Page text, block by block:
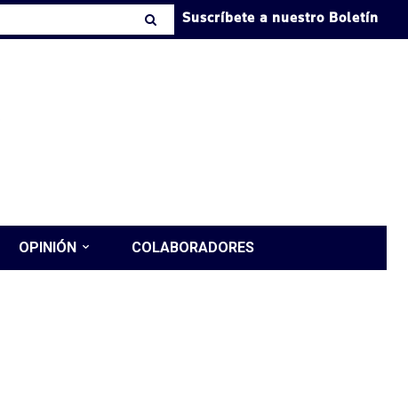
Suscríbete a nuestro Boletín
OPINIÓN COLABORADORES